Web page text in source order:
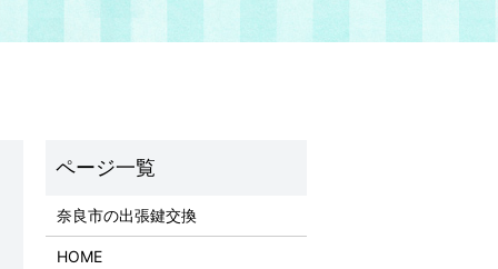
奈良市の出張鍵交換
HOME